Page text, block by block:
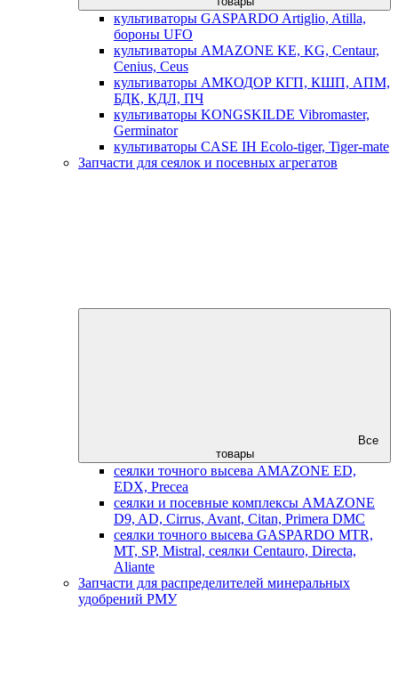
культиваторы GASPARDO Artiglio, Atilla,
бороны UFO
культиваторы AMAZONE KE, KG, Centaur,
Cenius, Ceus
культиваторы АМКОДОР КГП, КШП, АПМ,
БДК, КДЛ, ПЧ
культиваторы KONGSKILDE Vibromaster,
Germinator
культиваторы CASE IH Ecolo-tiger, Tiger-mate
Запчасти для сеялок и посевных агрегатов
Все
товары
сеялки точного высева AMAZONE ED,
EDX, Precea
сеялки и посевные комплексы AMAZONE
D9, AD, Cirrus, Avant, Citan, Primera DMC
сеялки точного высева GASPARDO MTR,
MT, SP, Mistral, сеялки Centauro, Directa,
Aliante
Запчасти для распределителей минеральных
удобрений РМУ